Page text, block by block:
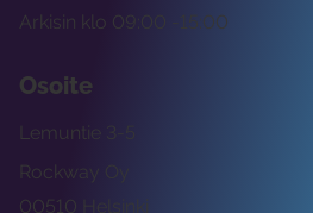
Arkisin klo 09:00 -15:00
Osoite
Rockway Oy
Lemuntie 3-5
00510 Helsinki